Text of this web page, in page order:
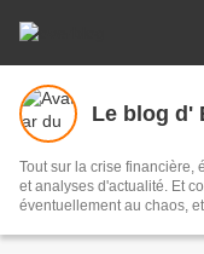
Tout sur la crise financière,
et analyses d'actualité. Et
éventuellement au chaos,
défaut de le changer ! Un